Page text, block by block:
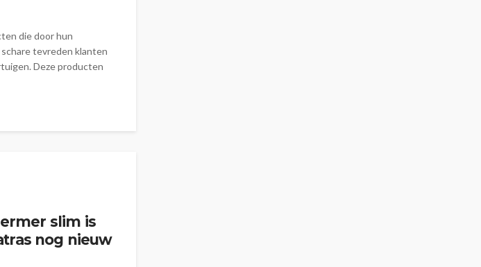
die door hun
tevreden klanten
Deze producten
slim is
nog nieuw